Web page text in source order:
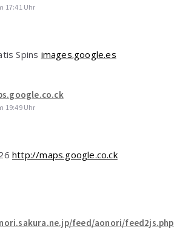
17:41 Uhr
Spins images.google.es
19:49 Uhr
http://maps.google.co.ck
feed/aonori/